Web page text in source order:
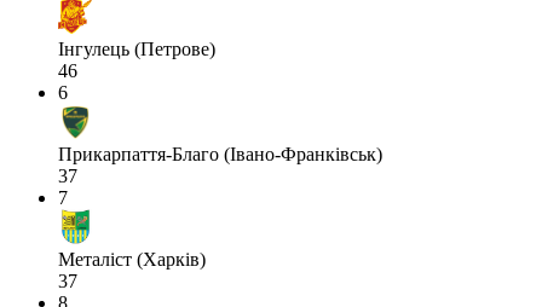
Інгулець (Петрове)
46
6
Прикарпаття-Благо (Івано-Франківськ)
37
7
Металіст (Харків)
37